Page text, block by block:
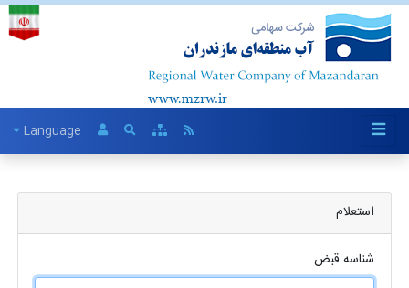
Language
استعلام
شناسه قبض